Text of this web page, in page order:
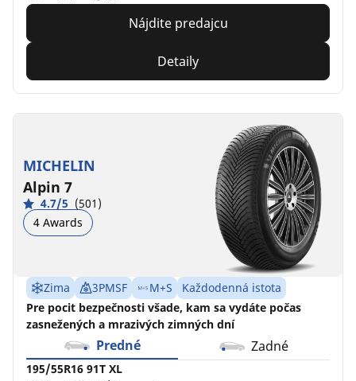
Nájdite predajcu
Detaily
MICHELIN
Alpin 7
4.7/5 (501)
4 Awards
Zima 3PMSF M+S
Každodenná istota
Pre pocit bezpečnosti všade, kam sa vydáte počas
zasnežených a mrazivých zimných dní
Predné Zadné
195/55R16 91T XL